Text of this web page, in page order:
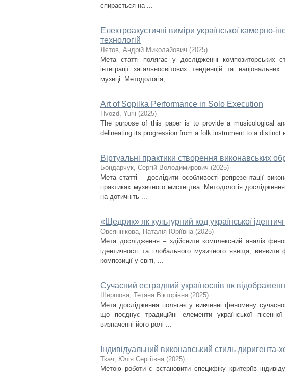
спирається на ...
Електроакустичні виміри української камерно-
технологій
Лєтов, Андрій Миколайович (2025)
Мета статті полягає у дослідженні композиторських
інтеграції загальносвітових тенденцій та
музиці. Методологія, ...
Art of Sopilka Performance in Solo Execution
Нvozd, Yurii (2025)
The purpose of this paper is to provide a musicological
delineating its progression from a folk instrument to a distinct
Віртуальні практики створення виконавських
Бондарчук, Сергій Володимирович (2025)
Мета статті – дослідити особливості репрезентації
практиках музичного мистецтва. Методологія
на дотичніть ...
«Щедрик» як культурний код української
Овсяннікова, Наталія Юріївна (2025)
Мета дослідження – здійснити комплексний аналіз
ідентичності та глобального музичного явища,
композиції у світі, ...
Сучасний естрадний україноспів як
Шершова, Тетяна Вікторівна (2025)
Мета дослідження полягає у вивченні феномену
що поєднує традиційні елементи української
визначенні його ролі ...
Індивідуальний виконавський стиль диригента-
Ткач, Юлія Сергіївна (2025)
Метою роботи є встановити специфіку критеріїв